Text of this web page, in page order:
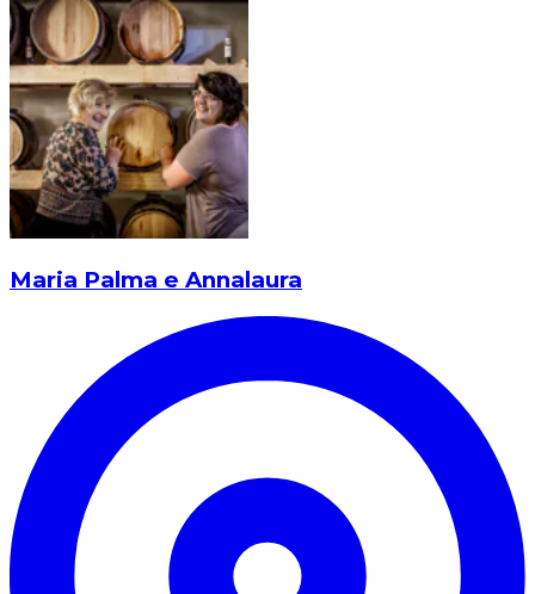
Maria Palma e Annalaura